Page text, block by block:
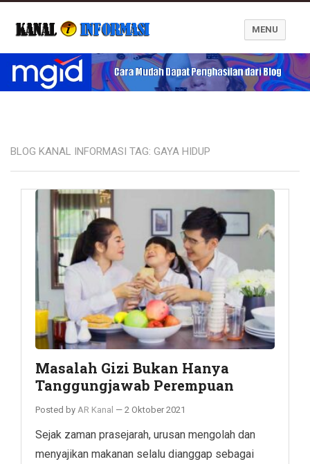
Blog Kanal Informasi
MENU
BLOG KANAL INFORMASI TAG: GAYA HIDUP
Masalah Gizi Bukan Hanya
Tanggungjawab Perempuan
Posted by AR Kanal — 2 Oktober 2021
Sejak zaman prasejarah, urusan mengolah dan
menyajikan makanan selalu dianggap sebagai